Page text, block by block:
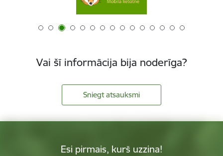
Vai šī informācija bija noderīga?
Sniegt atsauksmi
Esi pirmais, kurš uzzina!